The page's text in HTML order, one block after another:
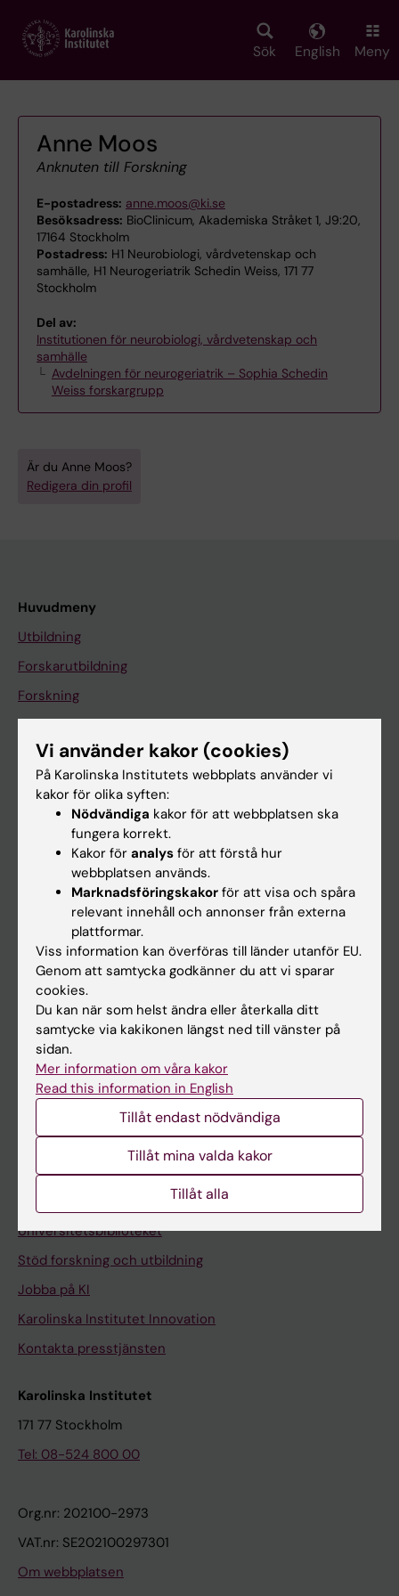
main
Sök English Meny
Anne Moos
Anknuten till Forskning
E-postadress: anne.moos@ki.se
Besöksadress: BioClinicum, Akademiska Stråket 1, J9:20,
17164 Stockholm
Postadress: H1 Neurobiologi, vårdvetenskap och
samhälle, H1 Neurogeriatrik Schedin Weiss, 171 77
Stockholm
Del av:
Institutionen för neurobiologi, vårdvetenskap och
samhälle
Avdelningen för neurogeriatrik – Sophia Schedin
Weiss forskargrupp
Är du Anne Moos?
Redigera din profil
Huvudmeny
Utbildning
Forskarutbildning
Forskning
På gång
Nyheter
Kalender
Student
Canvas
Schema
Studentmejlen
Kurs- och programwebbar
Student på KI
Medarbetarportalen
Universitetsbiblioteket
Stöd forskning och utbildning
Jobba på KI
Karolinska Institutet Innovation
Kontakta presstjänsten
Karolinska Institutet
171 77 Stockholm
Tel: 08-524 800 00
Org.nr: 202100-2973
VAT.nr: SE202100297301
Om webbplatsen
Vi använder kakor (cookies)
På Karolinska Institutets webbplats använder vi
kakor för olika syften:
Nödvändiga kakor för att webbplatsen ska
fungera korrekt.
Kakor för analys för att förstå hur
webbplatsen används.
Marknadsföringskakor för att visa och spåra
relevant innehåll och annonser från externa
plattformar.
Viss information kan överföras till länder utanför EU.
Genom att samtycka godkänner du att vi sparar
cookies.
Du kan när som helst ändra eller återkalla ditt
samtycke via kakikonen längst ned till vänster på
sidan.
Mer information om våra kakor
Read this information in English
Tillåt endast nödvändiga
Tillåt mina valda kakor
Tillåt alla